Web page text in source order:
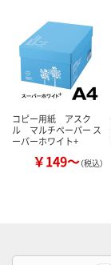
コピー用紙 アスク
ル マルチペーパー ス
ーパーホワイト+
￥149～（税込）